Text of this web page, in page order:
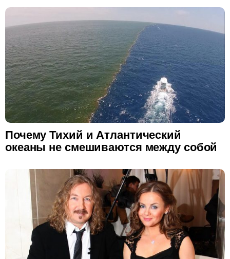
Почему Тихий и Атлантический
океаны не смешиваются между собой